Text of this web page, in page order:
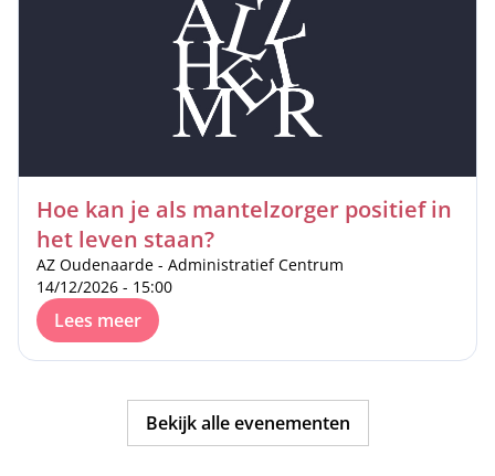
Hoe kan je als mantelzorger positief in
het leven staan?
AZ Oudenaarde - Administratief Centrum
14/12/2026 - 15:00
Lees meer
Bekijk alle evenementen